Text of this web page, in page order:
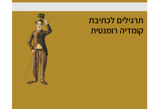
תרגילים לכתיבת
קומדיה רומנטית